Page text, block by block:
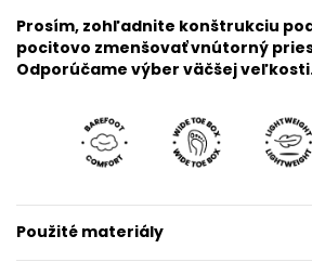
Prosím, zohľadnite konštrukciu
pocitovo zmenšovať vnútorný
Odporúčame výber väčšej
Použité materiály